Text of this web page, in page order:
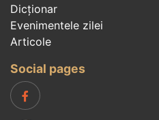
Dicționar
Evenimentele zilei
Articole
Social pages